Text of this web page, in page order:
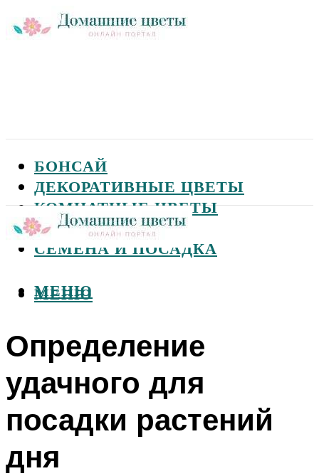
БОНСАЙ
ДЕКОРАТИВНЫЕ ЦВЕТЫ
КОМНАТНЫЕ ЦВЕТЫ
САДОВЫЕ ЦВЕТЫ
СЕМЕНА И ПОСАДКА
МЕНЮ
МЕНЮ
Определение
удачного для
посадки растений
дня